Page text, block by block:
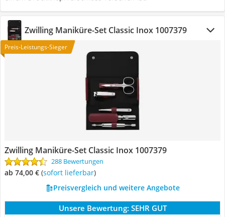
Zwilling Maniküre-Set Classic Inox ‎1007379
Preis-Leistungs-Sieger
Zwilling Maniküre-Set Classic Inox ‎1007379
288 Bewertungen
ab 74,00 € ( Sofort lieferbar)
Preisvergleich und weitere Angebote
Unsere Bewertung: SEHR GUT